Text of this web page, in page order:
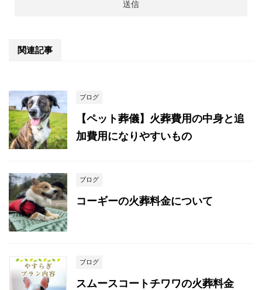
関連記事
ブログ
【ペット葬儀】火葬費用の中身と追
加費用になりやすいもの
ブログ
コーギーの火葬料金について
ブログ
スムースコートチワワの火葬料金